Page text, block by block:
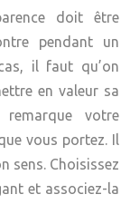
doit être
pendant un
il faut qu’on
en valeur sa
votre
vous portez. Il
sens. Choisissez
et associez-la